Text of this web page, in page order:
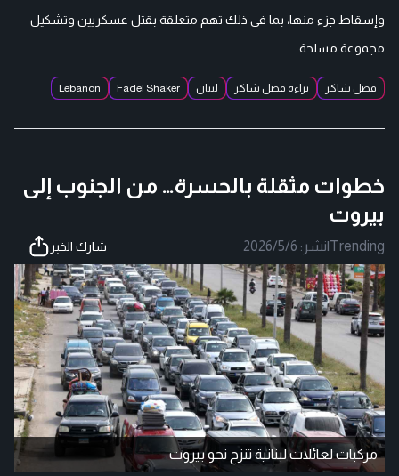
وإسقاط جزء منها، بما في ذلك تهم متعلقة بقتل عسكريين وتشكيل
مجموعة مسلحة.
فضل شاكر براءة فضل شاكر لبنان Fadel Shaker
Lebanon
خطوات مثقلة بالحسرة… من الجنوب إلى
بيروت
Trending
|نشر: 2026/5/6 شارك الخبر
مركبات لعائلات لبنانية تنزح نحو بيروت